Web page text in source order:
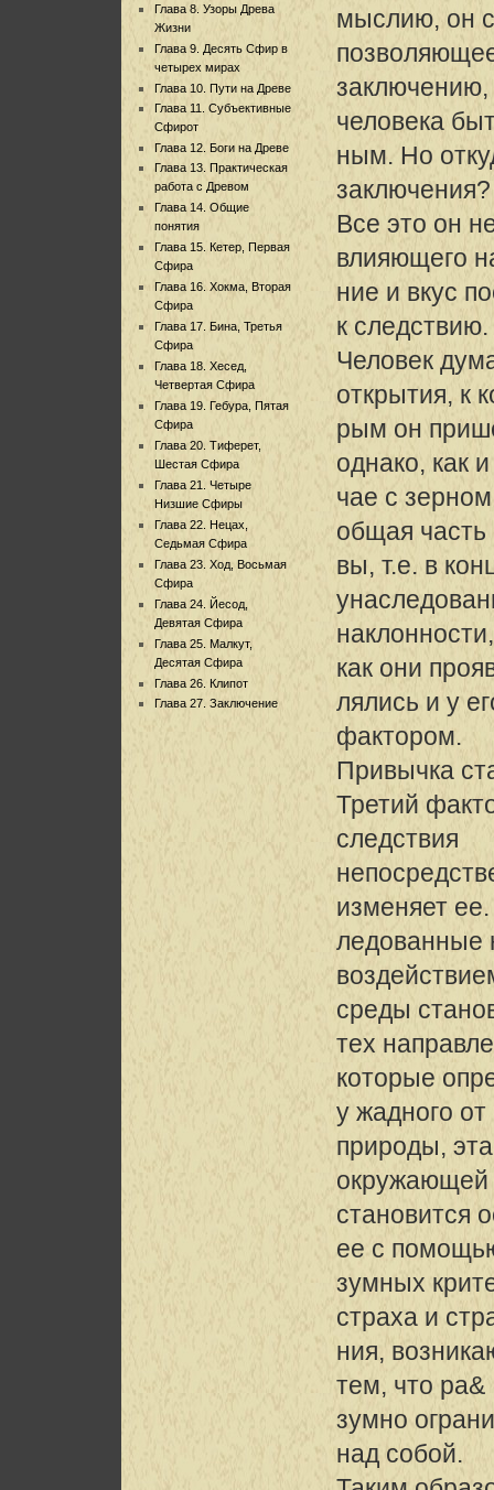
Глава 8. Узоры Древа
Жизни
Глава 9. Десять Сфир в
четырех мирах
Глава 10. Пути на Древе
Глава 11. Субъективные
Сфирот
Глава 12. Боги на Древе
Глава 13. Практическая
работа с Древом
Глава 14. Общие
понятия
Глава 15. Кетер, Первая
Сфира
Глава 16. Хокма, Вторая
Сфира
Глава 17. Бина, Третья
Сфира
Глава 18. Хесед,
Четвертая Сфира
Глава 19. Гебура, Пятая
Сфира
Глава 20. Тиферет,
Шестая Сфира
Глава 21. Четыре
Низшие Сфиры
Глава 22. Нецах,
Седьмая Сфира
Глава 23. Ход, Восьмая
Сфира
Глава 24. Йесод,
Девятая Сфира
Глава 25. Малкут,
Десятая Сфира
Глава 26. Клипот
Глава 27. Заключение
мыслию, он
человека
ным. Но
заключения?
Все это он
влияющего
ние и вкус
к следствию.
Человек
открытия, к
рым он
однако, как
чае с
общая часть
вы, т.е. в
как они
лялись и у
фактором.
Привычка
Третий
следствия
изменяет
ледованные
среды
тех
которые
у жадного от
природы,
становится
ее с
зумных
страха и
ния,
тем, что ра&
зумно
над собой.